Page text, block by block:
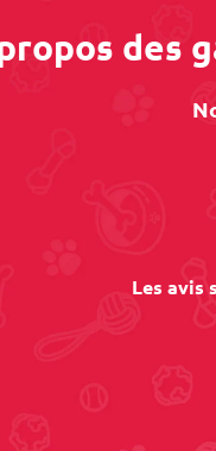
des
Les avis